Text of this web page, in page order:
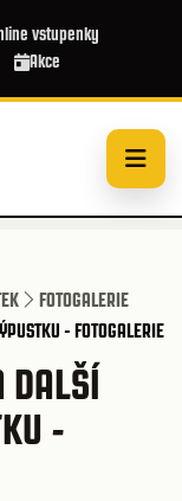
vstupenky
Akce
FOTOGALERIE
- FOTOGALERIE
DALŠÍ
-